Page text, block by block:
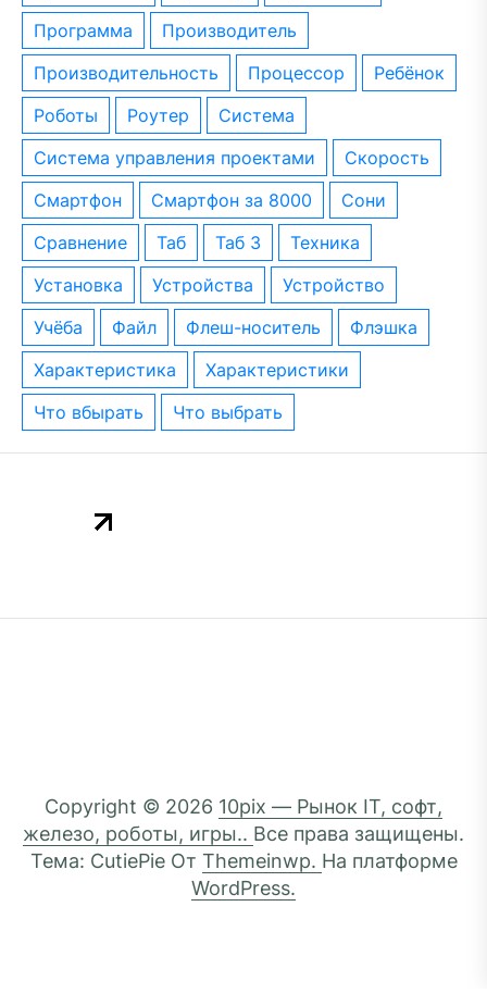
программа
производитель
производительность
процессор
ребёнок
роботы
роутер
система
система управления проектами
скорость
смартфон
смартфон за 8000
сони
сравнение
таб таб 3
техника
установка
устройства
устройство
учёба
файл флеш-носитель
флэшка
характеристика
характеристики
что вбырать
что выбрать
Copyright © 2026 10pix — Рынок IT, софт,
железо, роботы, игры.. Все права защищены.
Тема: CutiePie От Themeinwp. На платформе
WordPress.